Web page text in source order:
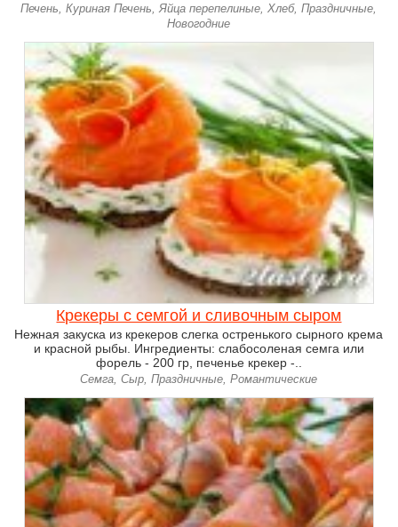
Печень, Куриная Печень, Яйца перепелиные, Хлеб, Праздничные,
Новогодние
Крекеры с семгой и сливочным сыром
Нежная закуска из крекеров слегка остренького сырного крема
и красной рыбы. Ингредиенты: слабосоленая семга или
форель - 200 гр, печенье крекер -..
Семга, Сыр, Праздничные, Романтические